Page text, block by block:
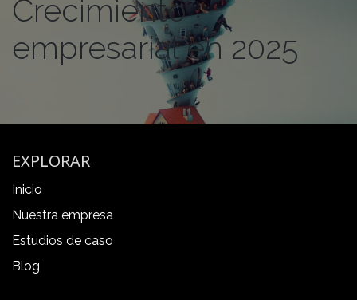
Crecimiento
empresarial en 2025
EXPLORAR
Inicio
Nuestra empresa
Estudios de caso
Blog